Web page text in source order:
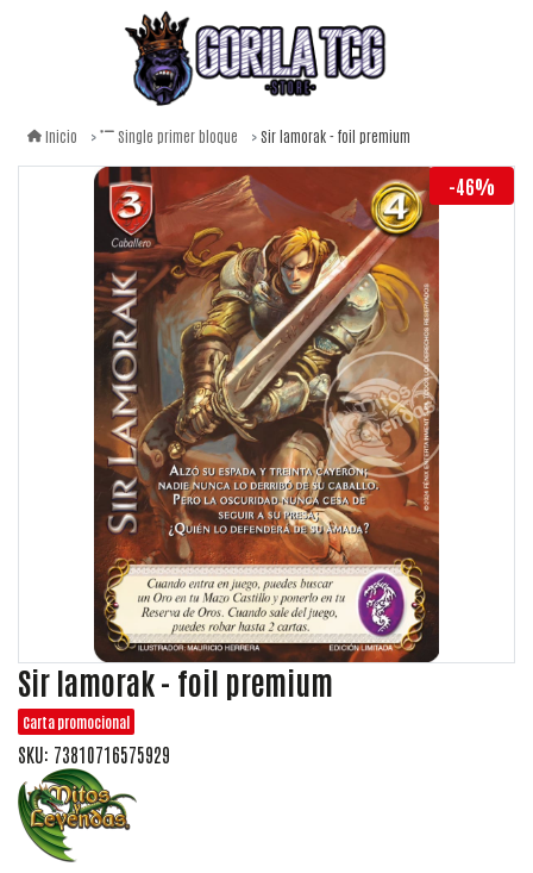
Inicio Single primer bloque Sir lamorak - foil premium
-46%
Sir lamorak - foil premium
Carta promocional
SKU: 73810716575929